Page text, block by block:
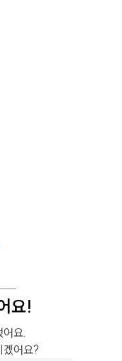
요!
어요.
겠어요?